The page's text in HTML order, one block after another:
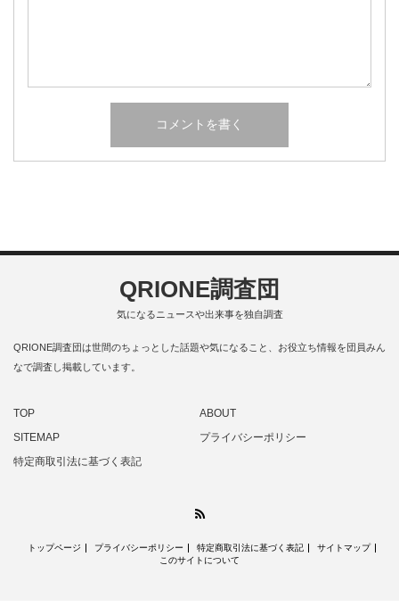
QRIONE調査団
気になるニュースや出来事を独自調査
QRIONE調査団は世間のちょっとした話題や気になること、お役立ち情報を団員みん
なで調査し掲載しています。
TOP
ABOUT
SITEMAP
プライバシーポリシー
特定商取引法に基づく表記
トップページ プライバシーポリシー 特定商取引法に基づく表記
サイトマップ
このサイトについて